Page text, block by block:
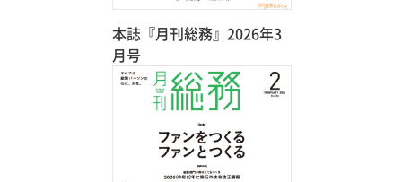
本誌『月刊総務』2026年3
月号